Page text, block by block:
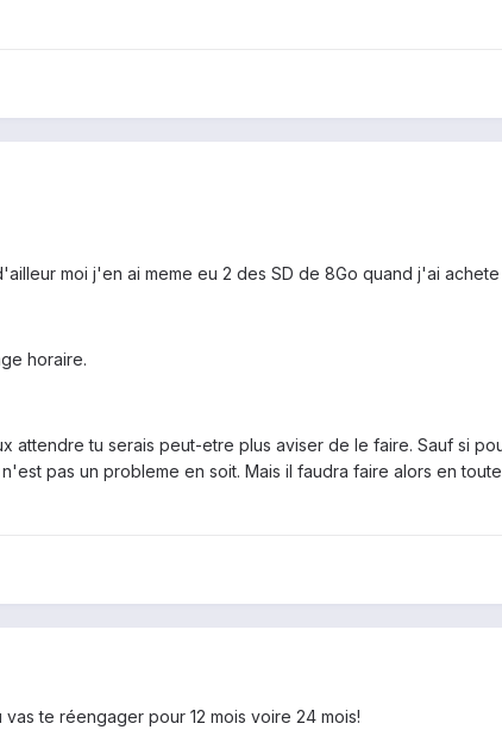
moi j'en ai meme eu 2 des SD de 8Go quand j'ai achete
horaire.
attendre tu serais peut-etre plus aviser de le faire. Sauf si
pas un probleme en soit. Mais il faudra faire alors en
te réengager pour 12 mois voire 24 mois!